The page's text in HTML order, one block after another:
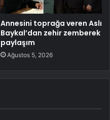
Annesini toprağa veren Aslı
Baykal’dan zehir zemberek
paylaşım
Ağustos 5, 2026